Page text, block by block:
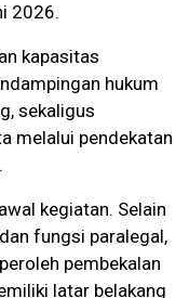
2026.
kapasitas
hukum
sekaligus
melalui pendekatan
kegiatan. Selain
fungsi paralegal,
pembekalan
latar belakang